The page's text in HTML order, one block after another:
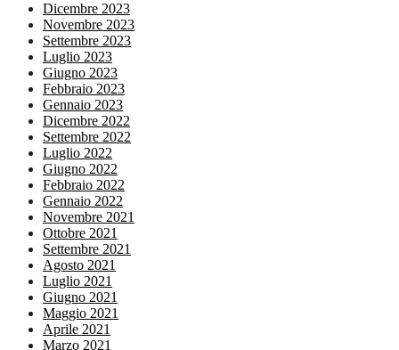
Dicembre 2023
Novembre 2023
Settembre 2023
Luglio 2023
Giugno 2023
Febbraio 2023
Gennaio 2023
Dicembre 2022
Settembre 2022
Luglio 2022
Giugno 2022
Febbraio 2022
Gennaio 2022
Novembre 2021
Ottobre 2021
Settembre 2021
Agosto 2021
Luglio 2021
Giugno 2021
Maggio 2021
Aprile 2021
Marzo 2021